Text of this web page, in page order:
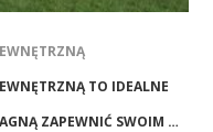
TO IDEALNE
ZAPEWNIĆ SWOIM …